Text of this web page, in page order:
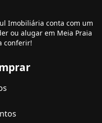
Imobiliária conta com um
ou alugar em Meia Praia
conferir!